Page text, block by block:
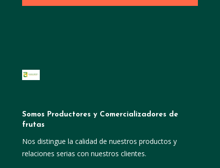
Somos Productores y Comercializadores de
frutas
Nos distingue la calidad de nuestros productos y
relaciones serias con nuestros clientes.